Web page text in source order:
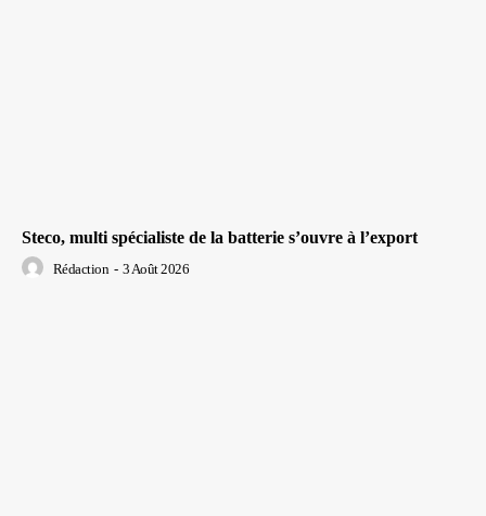
Steco, multi spécialiste de la batterie s’ouvre à l’export
Rédaction - 3 Août 2026